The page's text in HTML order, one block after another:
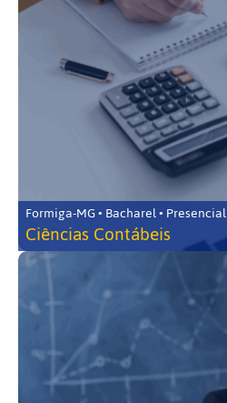
Formiga-MG • Bacharel • Presencial
Ciências Contábeis